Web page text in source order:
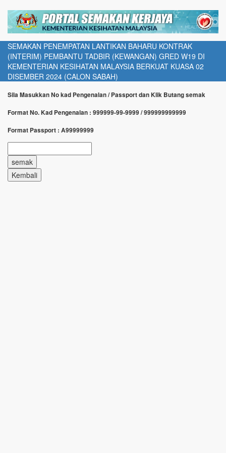
SEMAKAN PENEMPATAN LANTIKAN BAHARU KONTRAK
(INTERIM) PEMBANTU TADBIR (KEWANGAN) GRED W19 DI
KEMENTERIAN KESIHATAN MALAYSIA BERKUAT KUASA 02
DISEMBER 2024 (CALON SABAH)
Sila Masukkan No kad Pengenalan / Passport dan Klik Butang semak
Format No. Kad Pengenalan : 999999-99-9999 / 999999999999
Format Passport : A99999999